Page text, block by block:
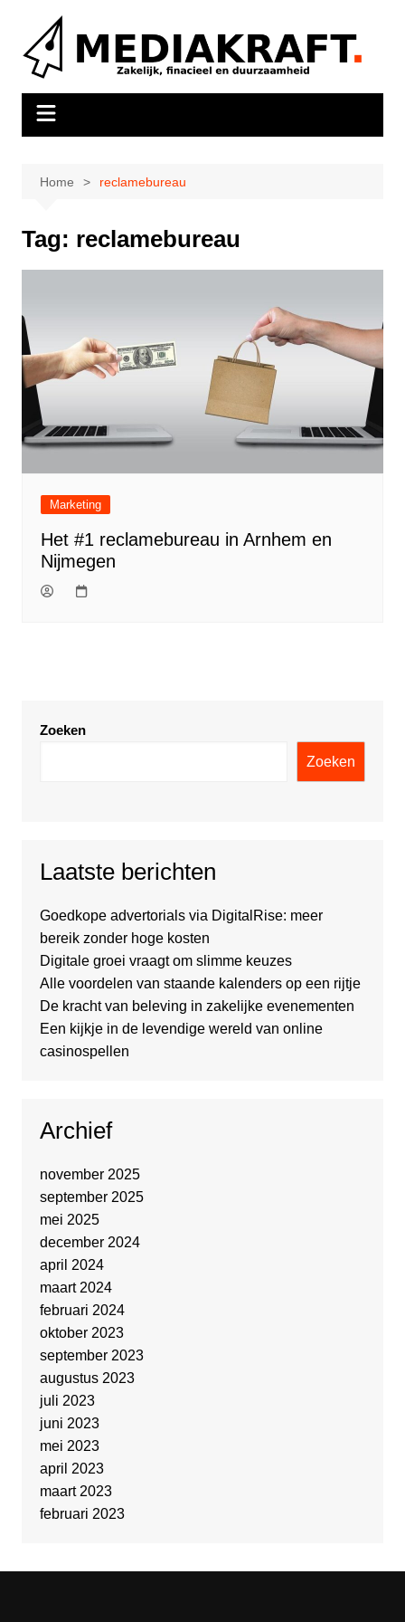
inhoud
Home reclamebureau
Tag: reclamebureau
Marketing
Het #1 reclamebureau in Arnhem en
Nijmegen
Zoeken
Zoeken
Laatste berichten
Goedkope advertorials via DigitalRise: meer
bereik zonder hoge kosten
Digitale groei vraagt om slimme keuzes
Alle voordelen van staande kalenders op een rijtje
De kracht van beleving in zakelijke evenementen
Een kijkje in de levendige wereld van online
casinospellen
Archief
november 2025
september 2025
mei 2025
december 2024
april 2024
maart 2024
februari 2024
oktober 2023
september 2023
augustus 2023
juli 2023
juni 2023
mei 2023
april 2023
maart 2023
februari 2023